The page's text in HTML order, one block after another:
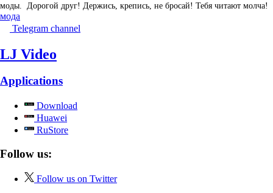
моды. Дорогой друг! Держись, крепись, не бросай! Тебя читают молча!
мода
Telegram channel
LJ Video
Applications
Download
Huawei
RuStore
Follow us:
Follow us on Twitter